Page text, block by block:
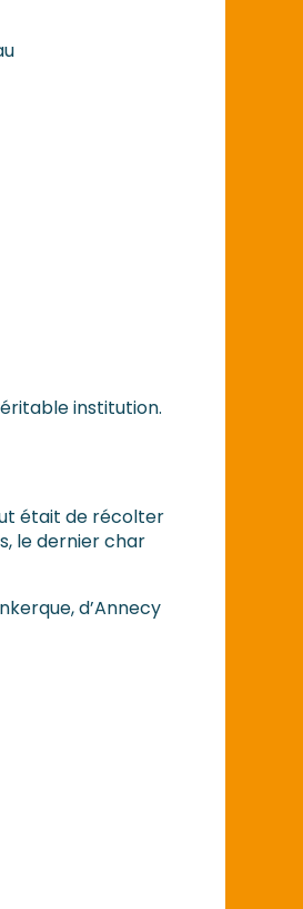
institution.
était de récolter
le dernier char
d’Annecy